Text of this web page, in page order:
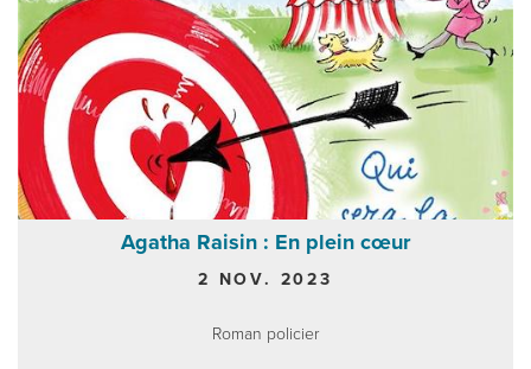
Agatha Raisin : En plein cœur
2 NOV. 2023
Roman policier